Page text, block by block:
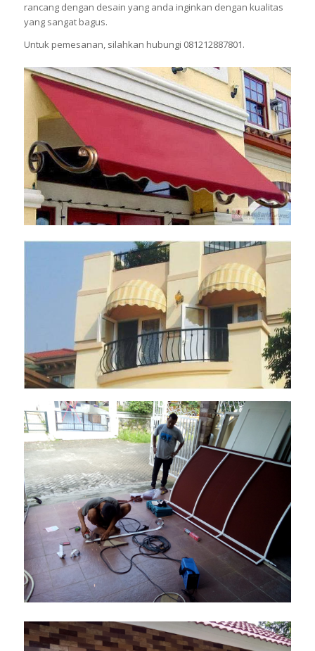
rancang dengan desain yang anda inginkan dengan kualitas
yang sangat bagus.
Untuk pemesanan, silahkan hubungi 081212887801.